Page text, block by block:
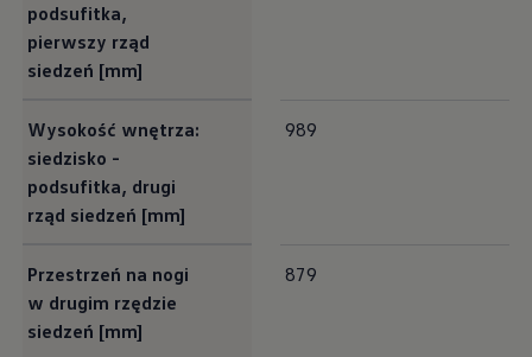
podsufitka,
pierwszy rząd
siedzeń [mm]
Wysokość wnętrza:
siedzisko -
podsufitka, drugi
rząd siedzeń [mm]
989
Przestrzeń na nogi
w drugim rzędzie
siedzeń [mm]
879